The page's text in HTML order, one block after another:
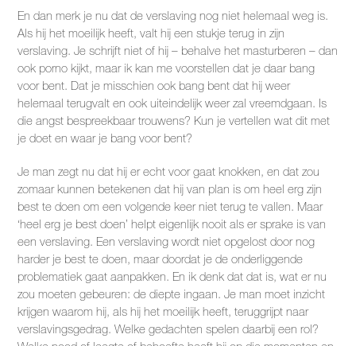
En dan merk je nu dat de verslaving nog niet helemaal weg is.
Als hij het moeilijk heeft, valt hij een stukje terug in zijn
verslaving. Je schrijft niet of hij – behalve het masturberen – dan
ook porno kijkt, maar ik kan me voorstellen dat je daar bang
voor bent. Dat je misschien ook bang bent dat hij weer
helemaal terugvalt en ook uiteindelijk weer zal vreemdgaan. Is
die angst bespreekbaar trouwens? Kun je vertellen wat dit met
je doet en waar je bang voor bent?
Je man zegt nu dat hij er echt voor gaat knokken, en dat zou
zomaar kunnen betekenen dat hij van plan is om heel erg zijn
best te doen om een volgende keer niet terug te vallen. Maar
‘heel erg je best doen’ helpt eigenlijk nooit als er sprake is van
een verslaving. Een verslaving wordt niet opgelost door nog
harder je best te doen, maar doordat je de onderliggende
problematiek gaat aanpakken. En ik denk dat dat is, wat er nu
zou moeten gebeuren: de diepte ingaan. Je man moet inzicht
krijgen waarom hij, als hij het moeilijk heeft, teruggrijpt naar
verslavingsgedrag. Welke gedachten spelen daarbij een rol?